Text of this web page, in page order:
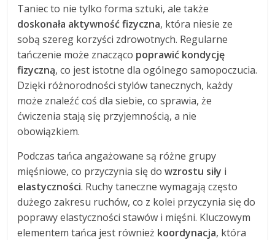
Taniec to nie tylko forma sztuki, ale także
doskonała aktywność fizyczna, która niesie ze
sobą szereg korzyści zdrowotnych. Regularne
tańczenie może znacząco poprawić kondycję
fizyczną, co jest istotne dla ogólnego samopoczucia.
Dzięki różnorodności stylów tanecznych, każdy
może znaleźć coś dla siebie, co sprawia, że
ćwiczenia stają się przyjemnością, a nie
obowiązkiem.
Podczas tańca angażowane są różne grupy
mięśniowe, co przyczynia się dowzrostu siły i
elastyczności. Ruchy taneczne wymagają często
dużego zakresu ruchów, co z kolei przyczynia się do
poprawy elastyczności stawów i mięśni. Kluczowym
elementem tańca jest również koordynacja, która